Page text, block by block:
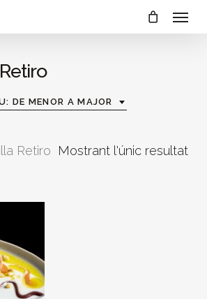
DE MENOR A MAJOR
Mostrant l'únic resultat
Retiro